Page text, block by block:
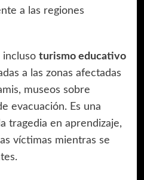
a las regiones
incluso turismo educativo
a las zonas afectadas
museos sobre
evacuación. Es una
tragedia en aprendizaje,
víctimas mientras se